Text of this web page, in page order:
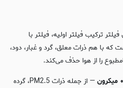
ترکیب فیلتر اولیه، فیلتر با
که با هم ذرات معلق، گرد و غبار، دود،
را از هوا حذف می‌کند.
— از جمله ذرات PM2.5، گرده